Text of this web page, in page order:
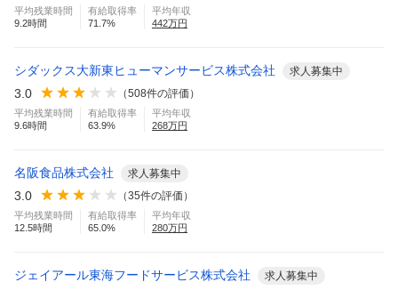
平均残業時間
9.2時間
有給取得率
71.7%
平均年収
442万円
シダックス大新東ヒューマンサービス株式会社 求人募集中
3.0 （508件の評価）
平均残業時間
9.6時間
有給取得率
63.9%
平均年収
268万円
名阪食品株式会社 求人募集中
3.0 （35件の評価）
平均残業時間
12.5時間
有給取得率
65.0%
平均年収
280万円
ジェイアール東海フードサービス株式会社 求人募集中